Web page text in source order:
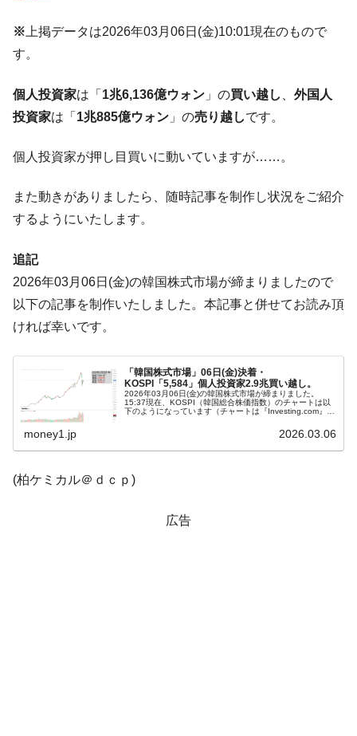
『Money1』
【対日本円】ウォン安が急進！ 日米の協調
に韓国がいっちょがみしたのでは。
は韓国で『BYD』車は売れている。6カ月で対前年同期比
1.9倍！
く空港に詰めかけ「出て行け！」「極右勢力」のプラカー
『Money1』
韓国政府「2035年までに18.4GW規模のAIデ
ータセンター整備」⇒ だから無理だってば。
ほぼ終わった」
『Money1』
韓国『国民年金公団』株価暴落で200兆蒸
発。
『Money1』
韓国政府「ニセＫ-ブランドを通報しようキ
ャンペーン」⇒ あの名物教授も登場！
『Money1』
韓国「橋が落ちました」⇒ 耐久性「なさす
ぎ」では。
『Money1』
韓国鉄鋼最大手『POSCO』ズブズブ沈む。
営業利益80.2％も減少
にぶん殴る法案」提出！⇒ クーパン問題は合衆国企業に対
韓国ボンクラ政策室長･金容範、株価暴落に
※ 上掲データは2026年03月06日(金)10:01現在のもので
す。
個人投資家は「 1兆6,136億ウォン 」の買い越し
外国人
投資家は「 1兆885億ウォン 」の売り越しです。
個人投資家が押し目買いに動いていますが……。
また動きがありましたら、随時記事を制作し状況をご紹介
するようにいたします。
追記
2026年03月06日(金)の韓国株式市場が締まりましたので
以下の記事を制作いたしました。本記事と併せてお読み頂
ければ幸いです。
「韓国株式市場」06日(金)決着・
KOSPI「5,584」個人投資家2.9兆買い越し。
2026年03月06日(金)の韓国株式市場が締まりました。
15:37現在、KOSPI（韓国総合株価指数）のチャートは以
下のようになっています（チャートは『Investing.com』よ
money1.jp 2026.03.06
(柏ケミカル＠ｄｃｐ)
広告